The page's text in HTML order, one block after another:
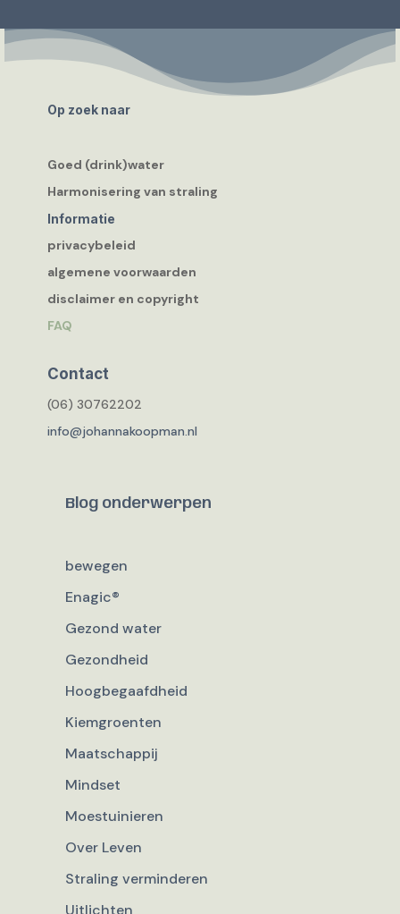
Op zoek naar
Goed (drink)water
Harmonisering van straling
Informatie
privacybeleid
algemene voorwaarden
disclaimer en copyright
FAQ
Contact
(06) 30762202
info@johannakoopman.nl
Blog onderwerpen
bewegen
Enagic®
Gezond water
Gezondheid
Hoogbegaafdheid
Kiemgroenten
Maatschappij
Mindset
Moestuinieren
Over Leven
Straling verminderen
Uitlichten